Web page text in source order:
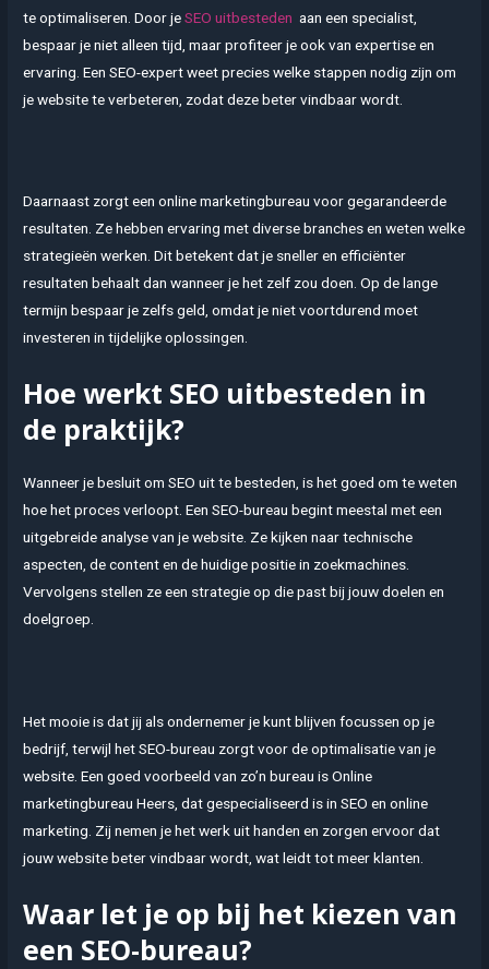
te optimaliseren. Door jeSEO uitbesteden aan een specialist,
bespaar je niet alleen tijd, maar profiteer je ook van expertise en
ervaring. Een SEO-expert weet precies welke stappen nodig zijn om
je website te verbeteren, zodat deze beter vindbaar wordt.
Daarnaast zorgt een online marketingbureau voor gegarandeerde
resultaten. Ze hebben ervaring met diverse branches en weten welke
strategieën werken. Dit betekent dat je sneller en efficiënter
resultaten behaalt dan wanneer je het zelf zou doen. Op de lange
termijn bespaar je zelfs geld, omdat je niet voortdurend moet
investeren in tijdelijke oplossingen.
Hoe werkt SEO uitbesteden in
de praktijk?
Wanneer je besluit om SEO uit te besteden, is het goed om te weten
hoe het proces verloopt. Een SEO-bureau begint meestal met een
uitgebreide analyse van je website. Ze kijken naar technische
aspecten, de content en de huidige positie in zoekmachines.
Vervolgens stellen ze een strategie op die past bij jouw doelen en
doelgroep.
Het mooie is dat jij als ondernemer je kunt blijven focussen op je
bedrijf, terwijl het SEO-bureau zorgt voor de optimalisatie van je
website. Een goed voorbeeld van zo’n bureau is Online
marketingbureau Heers, dat gespecialiseerd is in SEO en online
marketing. Zij nemen je het werk uit handen en zorgen ervoor dat
jouw website beter vindbaar wordt, wat leidt tot meer klanten.
Waar let je op bij het kiezen van
een SEO-bureau?